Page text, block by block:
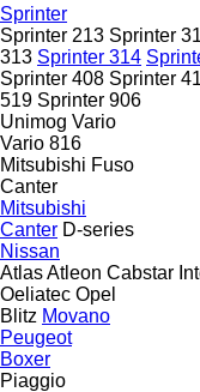
Sprinter
Sprinter 213 Sprinter
313 Sprinter 314
Sprinter 408 Sprinter
519 Sprinter 906
Unimog Vario
Vario 816
Mitsubishi Fuso
Canter
Mitsubishi
Canter D-series
Nissan
AtlasAtleon Cabstar
Oeliatec Opel
Blitz Movano
Peugeot
Boxer
Piaggio